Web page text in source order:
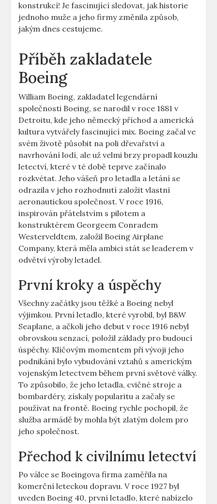
konstrukcí! Je fascinující sledovat, jak ‍historie
jednoho ⁤muže a ⁣jeho‍ firmy změnila způsob,
jakým ⁤dnes⁤ cestujeme.
Příběh⁢ zakladatele​
Boeing
William ⁣Boeing, zakladatel ‍legendární
‍společnosti Boeing, ⁤se narodil v roce 1881 v
Detroitu, kde⁤ jeho německý⁣ příchod a​ americká
kultura vytvářely fascinující mix. Boeing ⁢začal ve
svém životě​ působit na poli ⁤dřevařství a‍
navrhování lodí,⁤ ale už velmi ⁢brzy propadl kouzlu
letectví, které v té​ době teprve začínalo
rozkvétat. Jeho⁤ vášeň‌ pro letadla a letání se
odrazila v jeho rozhodnutí založit vlastní
aeronautickou společnost. ​V roce 1916,
inspirován přátelstvím ‌s pilotem a
konstruktérem Georgeem Conradem
Westerveldtem, založil Boeing Airplane
Company, ⁢která měla ambici stát se leaderem v‍
odvětví výroby letadel.
První kroky a úspěchy
Všechny⁢ začátky jsou​ těžké​ a⁣ Boeing nebyl
výjimkou.‌ První letadlo, které ​vyrobil, byl B&W
Seaplane,⁤ a ačkoli jeho debut v ⁤roce 1916 ​nebyl‌
obrovskou senzací, položil ‍základy pro budoucí
úspěchy. Klíčovým momentem při vývoji jeho
podnikání ⁢bylo vybudování ⁢vztahů‌ s americkým
vojenským letectvem ​během první světové ⁣války.
To způsobilo, že ⁣jeho letadla,‌ cvičné stroje a⁣
bombardéry, získaly popularitu ⁢a začaly se
používat na⁣ frontě. Boeing ‍rychle pochopil, ​že
služba armádě by ⁢mohla být zlatým dolem pro
jeho společnost.
Přechod ⁤k civilnímu letectví
Po válce se Boeingova firma zaměřila⁣ na
komerční leteckou dopravu. V ‍roce ‍1927 byl
uveden Boeing 40, první letadlo, které nabízelo